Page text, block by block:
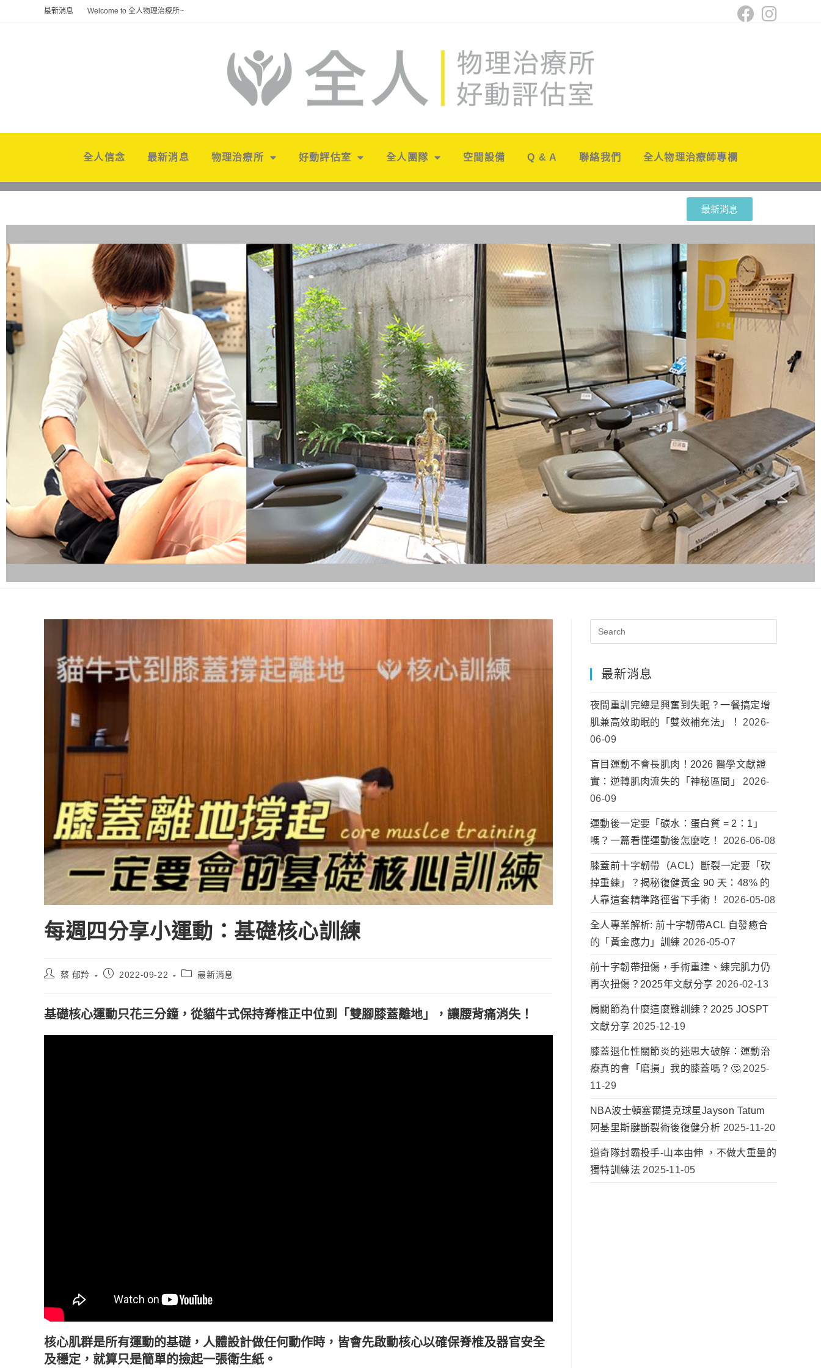
最新消息 Welcome to 全人物理治療所~
全人信念 最新消息 物理治療所 好動評估室 全人團隊 空間設備 Q & A 聯絡我們 全人物理治療師專欄
最新消息
每週四分享小運動：基礎核心訓練
蔡 郁羚 2022-09-22 最新消息
基礎核心運動只花三分鐘，從貓牛式保持脊椎正中位到「雙腳膝蓋離地」，讓腰背痛消失！
核心肌群是所有運動的基礎，人體設計做任何動作時，皆會先啟動核心以確保脊椎及器官安全
及穩定，就算只是簡單的撿起一張衛生紙。
最新消息
夜間重訓完總是興奮到失眠？一餐搞定增
肌兼高效助眠的「雙效補充法」！
2026-
06-09
盲目運動不會長肌肉！2026 醫學文獻證
實：逆轉肌肉流失的「神秘區間」
2026-
06-09
運動後一定要「碳水：蛋白質 = 2：1」
嗎？一篇看懂運動後怎麼吃！
2026-06-08
膝蓋前十字韌帶（ACL）斷裂一定要「砍
掉重練」？揭秘復健黃金 90 天：48% 的
人靠這套精準路徑省下手術！
2026-05-08
全人專業解析: 前十字韌帶ACL 自發癒合
的「黃金應力」訓練 2026-05-07
前十字韌帶扭傷，手術重建、練完肌力仍
再次扭傷？2025年文獻分享 2026-02-13
肩關節為什麼這麼難訓練？2025 JOSPT
文獻分享 2025-12-19
膝蓋退化性關節炎的迷思大破解：運動治
療真的會「磨損」我的膝蓋嗎？🤔 2025-
11-29
NBA波士頓塞爾提克球星Jayson Tatum
阿基里斯腱斷裂術後復健分析 2025-11-20
道奇隊封霸投手-山本由伸 ，不做大重量的
獨特訓練法 2025-11-05